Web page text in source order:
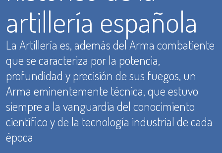
artillería española
La Artillería es, además del Arma combatiente
que se caracteriza por la potencia,
profundidad y precisión de sus fuegos, un
Arma eminentemente técnica, que estuvo
siempre a la vanguardia del conocimiento
científico y de la tecnología industrial de cada
época